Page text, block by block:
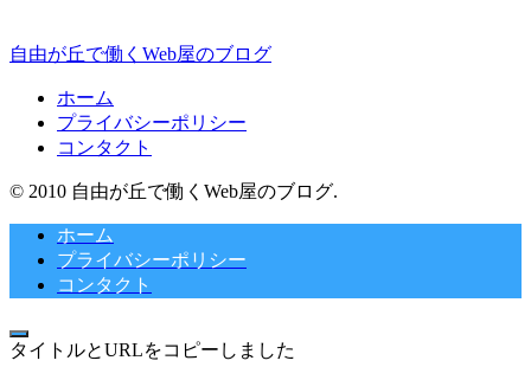
自由が丘で働くWeb屋のブログ
ホーム
プライバシーポリシー
コンタクト
© 2010 自由が丘で働くWeb屋のブログ.
ホーム
プライバシーポリシー
コンタクト
タイトルとURLをコピーしました